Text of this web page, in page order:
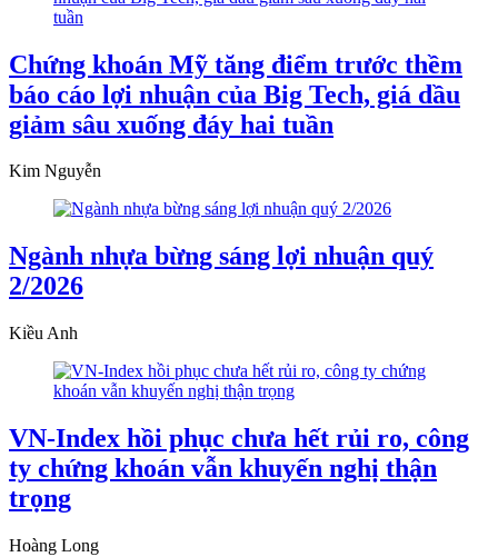
Chứng khoán Mỹ tăng điểm trước thềm
báo cáo lợi nhuận của Big Tech, giá dầu
giảm sâu xuống đáy hai tuần
Kim Nguyễn
Ngành nhựa bừng sáng lợi nhuận quý
2/2026
Kiều Anh
VN-Index hồi phục chưa hết rủi ro, công
ty chứng khoán vẫn khuyến nghị thận
trọng
Hoàng Long